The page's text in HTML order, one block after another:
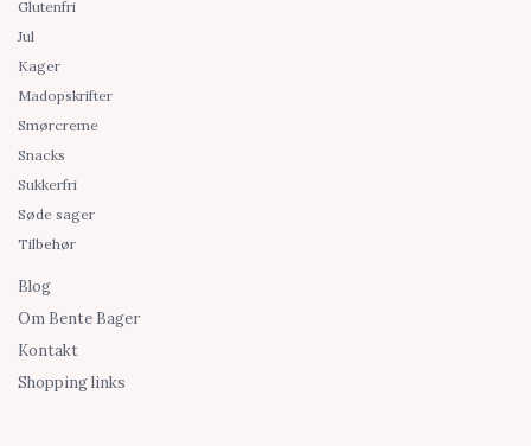
Glutenfri
Jul
Kager
Madopskrifter
Smørcreme
Snacks
Sukkerfri
Søde sager
Tilbehør
Blog
Om Bente Bager
Kontakt
Shopping links